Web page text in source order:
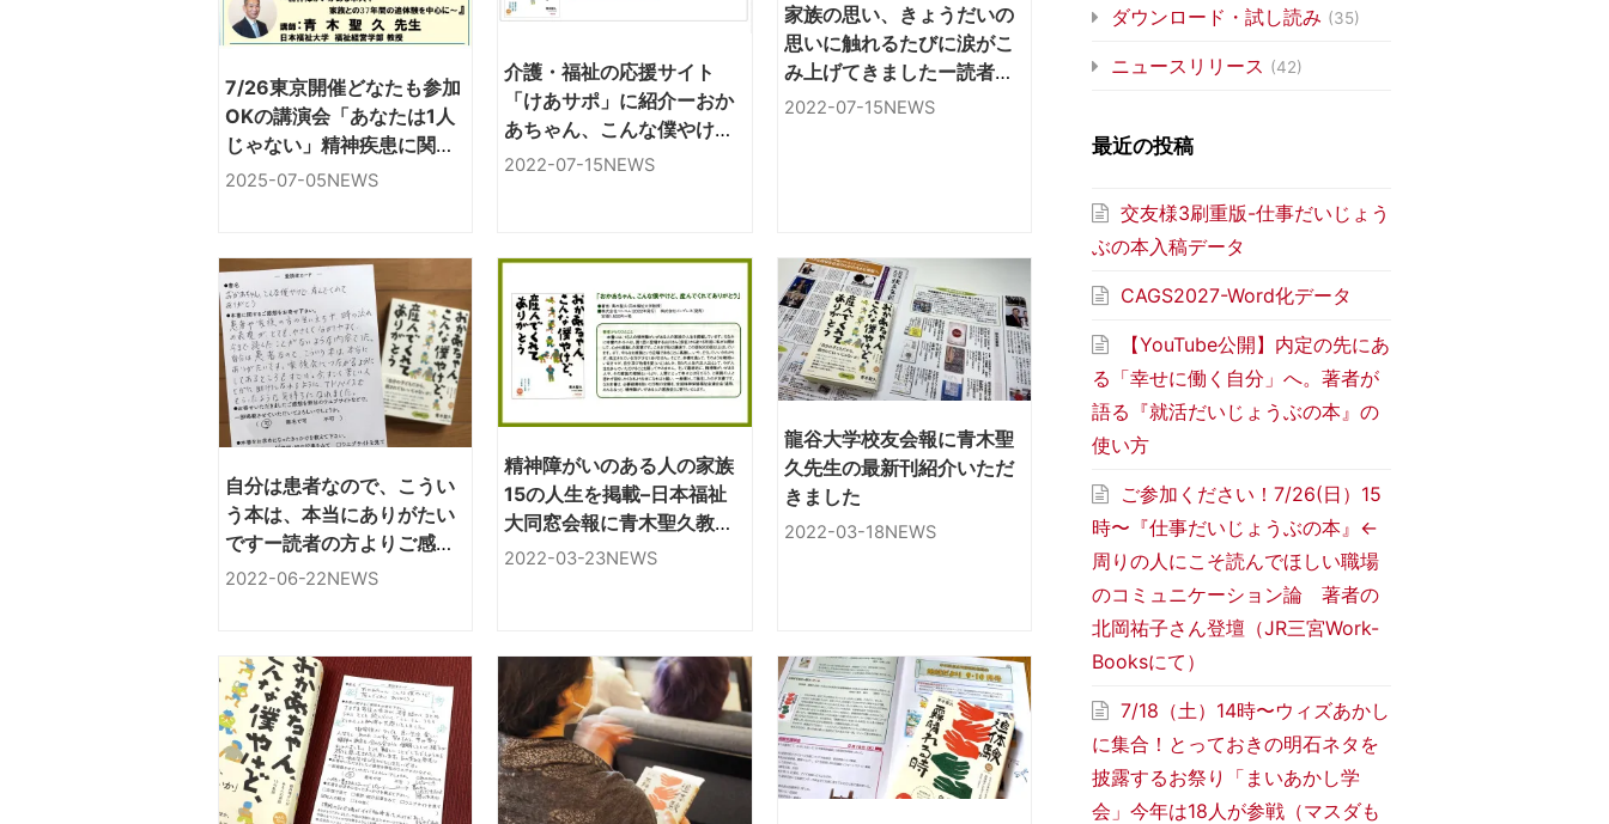
7/26東京開催どなたも参加
OKの講演会「あなたは1人
じゃない」精神疾患に関心
のある皆さまぜひご参加下
2025-07-05NEWS
介護・福祉の応援サイト
「けあサポ」に紹介ーおか
あちゃん、こんな僕やけ
ど、産んでくれてありがと
2022-07-15NEWS
家族の思い、きょうだいの
思いに触れるたびに涙がこ
み上げてきましたー読者の
方よりご感想をいただきま
2022-07-15NEWS
自分は患者なので、こうい
う本は、本当にありがたい
ですー読者の方よりご感想
をいただきました
2022-06-22NEWS
精神障がいのある人の家族
15の人生を掲載–日本福祉
大同窓会報に青木聖久教授
の最新刊紹介
2022-03-23NEWS
龍谷大学校友会報に青木聖
久先生の最新刊紹介いただ
きました
2022-03-18NEWS
ダウンロード・試し読み (35)
ニュースリリース (42)
最近の投稿
交友様3刷重版-仕事だいじょう
ぶの本入稿データ
CAGS2027-Word化データ
【YouTube公開】内定の先にあ
る「幸せに働く自分」へ。著者が
語る『就活だいじょうぶの本』の
使い方
ご参加ください！7/26(日）15
時〜『仕事だいじょうぶの本』←
周りの人にこそ読んでほしい職場
のコミュニケーション論 著者の
北岡祐子さん登壇（JR三宮Work-
Booksにて）
7/18（土）14時〜ウィズあかし
に集合！とっておきの明石ネタを
披露するお祭り「まいあかし学
会」今年は18人が参戦（マスダも